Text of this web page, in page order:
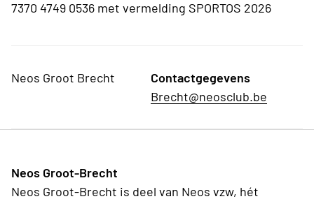
7370 4749 0536 met vermelding SPORTOS 2026
Neos Groot Brecht
Contactgegevens
Brecht@neosclub.be
Neos Groot-Brecht
Neos Groot-Brecht is deel van Neos vzw, hét